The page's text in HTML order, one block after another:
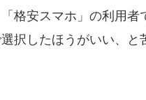
格安スマホ」の利用者
択したほうがいい、と